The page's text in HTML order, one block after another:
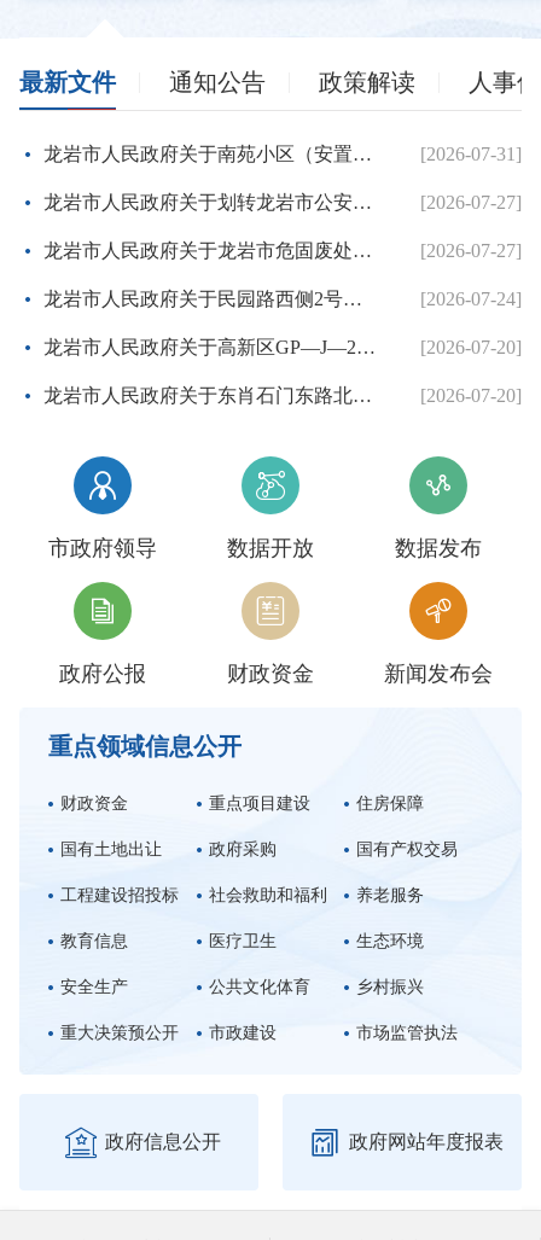
最新文件 通知公告 政策解读 人事
[2026-07-31]
龙岩市人民政府关于南苑小区（安置房）项目建设用地的批复
[2026-07-27]
龙岩市人民政府关于划转龙岩市公安局国有建设用地使用权的批复
[2026-07-27]
龙岩市人民政府关于龙岩市危固废处置中心二期项目协议出让方案的批复
[2026-07-24]
龙岩市人民政府关于民园路西侧2号地块等两个控制性详细规划的批复
[2026-07-20]
龙岩市人民政府关于高新区GP—J—26地块控制性详细规划的批复
[2026-07-20]
龙岩市人民政府关于东肖石门东路北侧等3个地块项目控制性详细规划调整方案的批复

市政府领导

数据开放

数据发布

政府公报

财政资金

新闻发布会
重点领域信息公开
财政资金 重点项目建设 住房保障
国有土地出让 政府采购 国有产权交易
工程建设招投标 社会救助和福利 养老服务
教育信息 医疗卫生 生态环境
安全生产 公共文化体育 乡村振兴
重大决策预公开 市政建设 市场监管执法
 政府信息公开  政府网站年度报表